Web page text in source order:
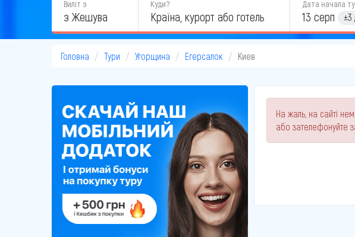
Виліт з
з Жешува
Куди? Дата начала
13 серп ±3
Головна Тури Угорщина Егерсалок Киев
На жаль, на сайті
або зателефонуйте